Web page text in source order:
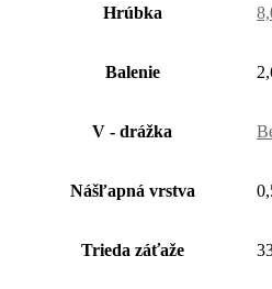
Hrúbka
Balenie
V - drážka
Nášľapná vrstva
Trieda záťaže